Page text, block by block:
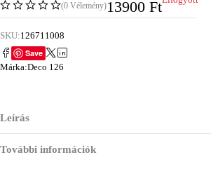
(0 Vélemény)13900 Ft
SKU:126711008
Save
Márka:Deco 126
Leírás
További információk